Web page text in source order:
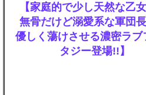
【家庭的で少し天然な
無骨だけど溺愛系な軍
優しく蕩けさせる濃密ラブ
タジー登場!!】